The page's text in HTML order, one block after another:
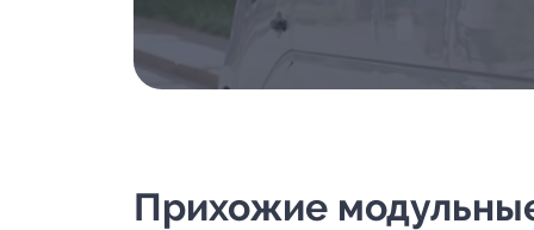
Прихожие